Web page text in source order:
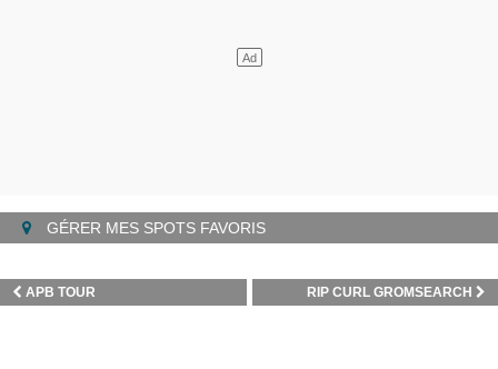
GÉRER MES SPOTS FAVORIS
RIP CURL GROMSEARCH
APB TOUR